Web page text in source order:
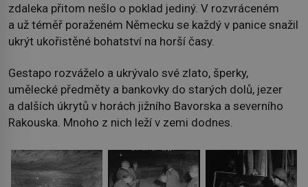
zdaleka přitom nešlo o poklad jediný. V rozvráceném
a už téměř poraženém Německu se každý v panice snažil
ukrýt ukořistěné bohatství na horší časy.
Gestapo rozváželo a ukrývalo své zlato, šperky,
umělecké předměty a bankovky do starých dolů, jezer
a dalších úkrytů v horách jižního Bavorska a severního
Rakouska. Mnoho z nich leží v zemi dodnes.